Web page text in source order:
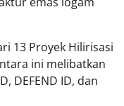
13 Proyek Hilirisasi
ini melibatkan
DEFEND ID, dan